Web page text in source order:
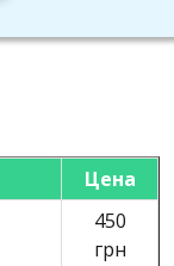
Цена
450
грн